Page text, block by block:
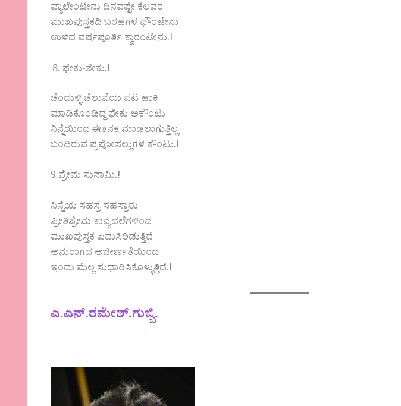
ವ್ಯಾಲೇಂಟೇನು ದಿನವಷ್ಟೇ ಕೆಲವರ
ಮುಖಪುಸ್ತಕದಿ ಬರಹಗಳ ಫೌಂಟೇನು
ಉಳಿದ ವರ್ಷಪೂರ್ತಿ ಕ್ವಾರಂಟೇನು.!
ಫೇಕು-ಶೇಕು.!
ಚೆಂದುಳ್ಳಿ ಚೆಲುವೆಯ ಪಟ ಹಾಕಿ
ಮಾಡಿಕೊಂಡಿದ್ದ ಫೇಕು ಅಕೌಂಟು
ನಿನ್ನೆಯಿಂದ ಈತನಕ ಮಾಡಲಾಗುತ್ತಿಲ್ಲ
ಬಂದಿರುವ ಪ್ರಪೋಸಲ್ಲುಗಳ ಕೌಂಟು.!
9.ಪ್ರೇಮ ಸುನಾಮಿ.!
ನಿನ್ನೆಯ ಸಹಸ್ರ ಸಹಸ್ರಾರು
ಪ್ರೀತಿಪ್ರೇಮ ಕಾವ್ಯದಲೆಗಳಿಂದ
ಮುಖಪುಸ್ತಕ ಏದುಸಿರಿಡುತ್ತಿದೆ
ಅನುರಾಗದ ಅಜೀರ್ಣತೆಯಿಂದ
ಇಂದು ಮೆಲ್ಲ ಸುಧಾರಿಸಿಕೊಳ್ಳುತ್ತಿದೆ.!
ಎ.ಎನ್.ರಮೇಶ್.ಗುಬ್ಬಿ.